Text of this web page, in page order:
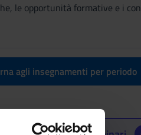
le opportunità formative e i
agli insegnamenti per periodo